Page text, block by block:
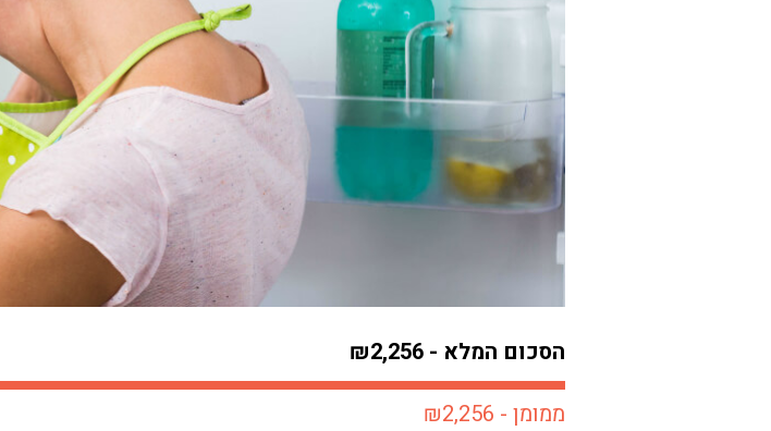
הסכום המלא - ₪2,256
ממומן - ₪2,256